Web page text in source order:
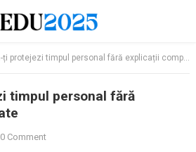
protejezi timpul personal fără explicații complicate
timpul personal fără
0 Comment